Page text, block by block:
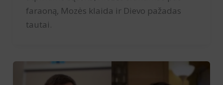
faraoną, Mozės klaida ir Dievo pažadas
tautai.